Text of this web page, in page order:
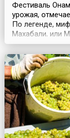
Фестиваль
урожая,
По легенде,
Махабали, или
Тхирувонам, и
которая
царь достиг
его растущей